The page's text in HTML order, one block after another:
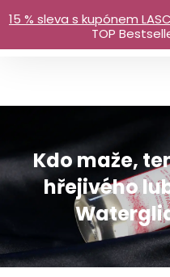
Kdo maže,
hřejivého
15 % sleva s kupónem
TOP